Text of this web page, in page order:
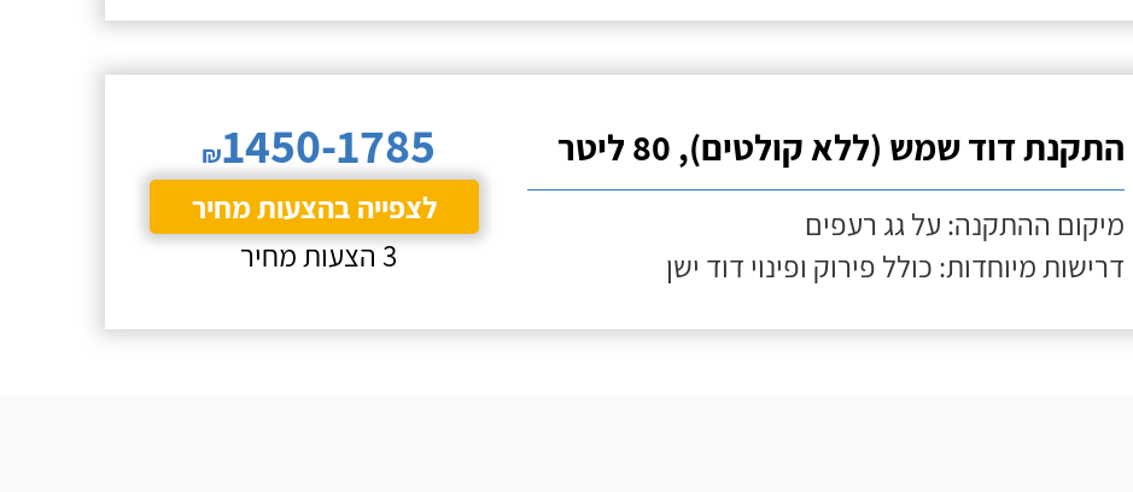
התקנת דוד שמש (ללא קולטים), 80 ליטר
מיקום ההתקנה: על גג רעפים
דרישות מיוחדות: כולל פירוק ופינוי דוד ישן
₪1450-1785
לצפייה בהצעות מחיר
3 הצעות מחיר